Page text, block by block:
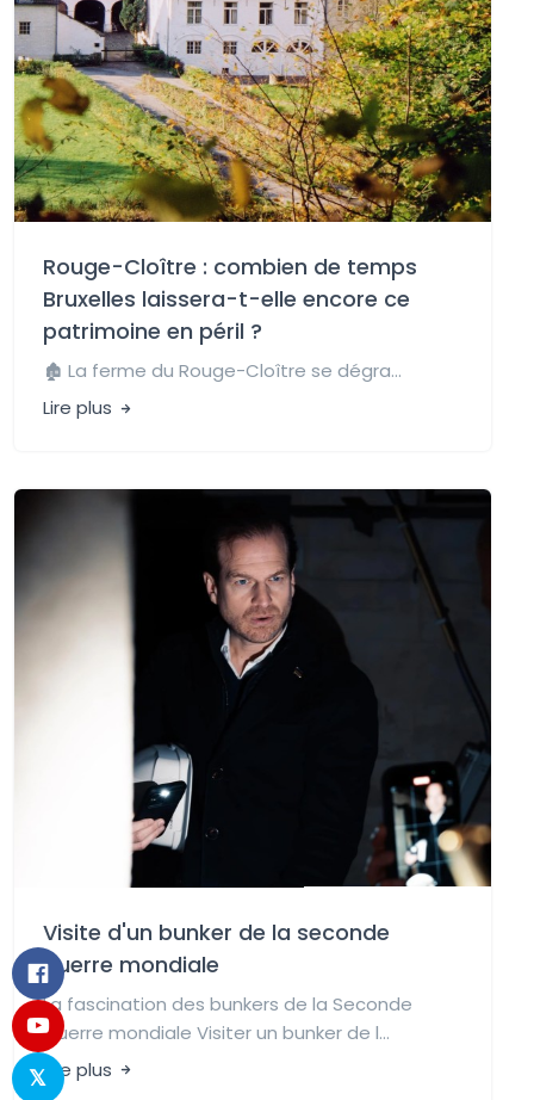
Rouge-Cloître : combien de temps
Bruxelles laissera-t-elle encore ce
patrimoine en péril ?
🏚️ La ferme du Rouge-Cloître se dégra...
Lire plus
Visite d'un bunker de la seconde
guerre mondiale
La fascination des bunkers de la Seconde
Guerre mondiale Visiter un bunker de l...
Lire plus